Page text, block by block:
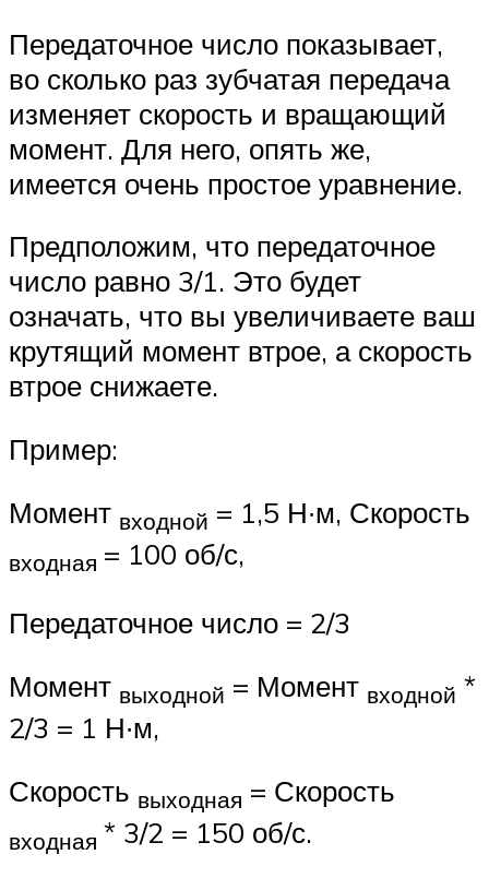
Передаточное число показывает,
во сколько раз зубчатая передача
изменяет скорость и вращающий
момент. Для него, опять же,
имеется очень простое уравнение.
Предположим, что передаточное
число равно 3/1. Это будет
означать, что вы увеличиваете ваш
крутящий момент втрое, а скорость
втрое снижаете.
Пример:
Момент входной = 1,5 Н∙м, Скорость
входная = 100 об/с,
Передаточное число = 2/3
Момент выходной = Момент входной *
2/3 = 1 Н∙м,
Скорость выходная = Скорость
входная * 3/2 = 150 об/с.